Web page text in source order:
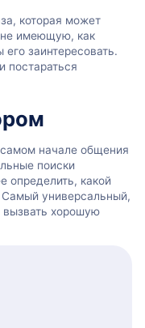
которая может
не имеющую, как
его заинтересовать.
постараться
самом начале общения
поиски
определить, какой
Самый универсальный,
хорошую